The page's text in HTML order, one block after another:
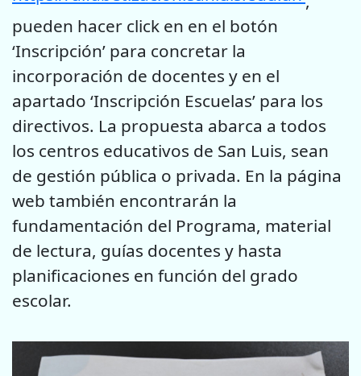
pueden hacer click en en el botón
‘Inscripción’ para concretar la
incorporación de docentes y en el
apartado ‘Inscripción Escuelas’ para los
directivos. La propuesta abarca a todos
los centros educativos de San Luis, sean
de gestión pública o privada. En la página
web también encontrarán la
fundamentación del Programa, material
de lectura, guías docentes y hasta
planificaciones en función del grado
escolar.